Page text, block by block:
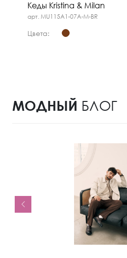
Кеды Kristina & Milan
арт. MU115A1-07A-M-BR
Цвета:
МОДНЫЙ БЛОГ